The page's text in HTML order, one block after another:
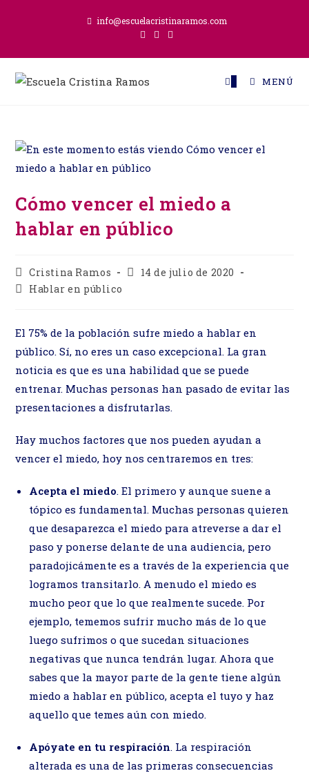
info@escuelacristinaramos.com
MENÚ
Cómo vencer el miedo a
hablar en público
Autor
de
Cristina Ramos
Publicación
14 de julio de 2020
Categoría
entrada:
Hablar en público
El 75% de la población sufre miedo a hablar en
público. Sí, no eres un caso excepcional. La gran
noticia es que es una habilidad que se puede
entrenar. Muchas personas han pasado de evitar las
presentaciones a disfrutarlas.
Hay muchos factores que nos pueden ayudan a
vencer el miedo, hoy nos centraremos en tres:
Acepta el miedo. El primero y aunque suene a
tópico es fundamental. Muchas personas quieren
que desaparezca el miedo para atreverse a dar el
paso y ponerse delante de una audiencia, pero
paradojicámente es a través de la experiencia que
logramos transitarlo. A menudo el miedo es
mucho peor que lo que realmente sucede. Por
ejemplo, tememos sufrir mucho más de lo que
luego sufrimos o que sucedan situaciones
negativas que nunca tendrán lugar. Ahora que
sabes que la mayor parte de la gente tiene algún
miedo a hablar en público, acepta el tuyo y haz
aquello que temes aún con miedo.
Apóyate en tu respiración. La respiración
alterada es una de las primeras consecuencias